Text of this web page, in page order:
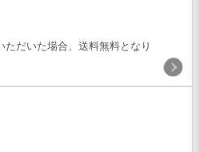
だいた場合、送料無料となり